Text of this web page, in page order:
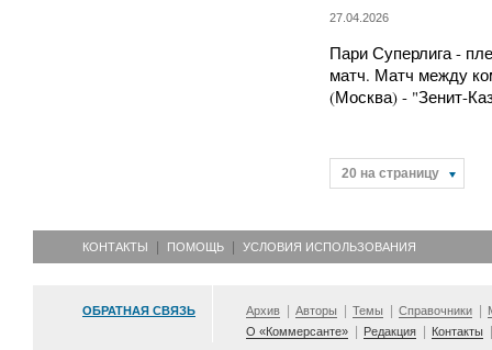
27.04.2026
Пари Суперлига -
матч. Матч между
(Москва) - "Зенит-
20 на страницу
КОНТАКТЫ ПОМОЩЬ УСЛОВИЯ ИСПОЛЬЗОВАНИЯ
ОБРАТНАЯ СВЯЗЬ Архив Авторы Темы Справочники
О «Коммерсанте»
Редакция Контакты